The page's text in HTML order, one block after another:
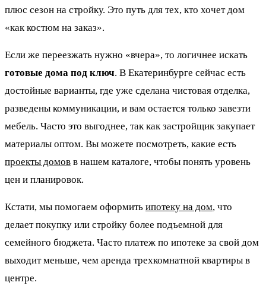
плюс сезон на стройку. Это путь для тех, кто хочет дом
«как костюм на заказ».
Если же переезжать нужно «вчера», то логичнее искать
готовые дома под ключ. В Екатеринбурге сейчас есть
достойные варианты, где уже сделана чистовая отделка,
разведены коммуникации, и вам остается только завезти
мебель. Часто это выгоднее, так как застройщик закупает
материалы оптом. Вы можете посмотреть, какие есть
проекты домов в нашем каталоге, чтобы понять уровень
цен и планировок.
Кстати, мы помогаем оформить ипотеку на дом, что
делает покупку или стройку более подъемной для
семейного бюджета. Часто платеж по ипотеке за свой дом
выходит меньше, чем аренда трехкомнатной квартиры в
центре.